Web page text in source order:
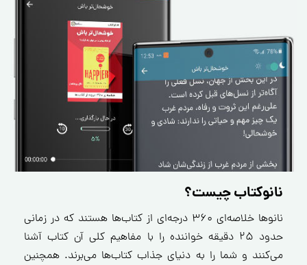
نانوکتاب چیست؟
نانو‌ها خلاصه‌ای ۳۶۰ درجه‌ای از کتاب‌ها هستند که در زمانی
حدود ۲۵ دقیقه خواننده را با مفاهیم کلی آن کتاب آشنا
می‌کنند و شما را به دنیای جذاب کتاب‌ها می‌برند. همچنین